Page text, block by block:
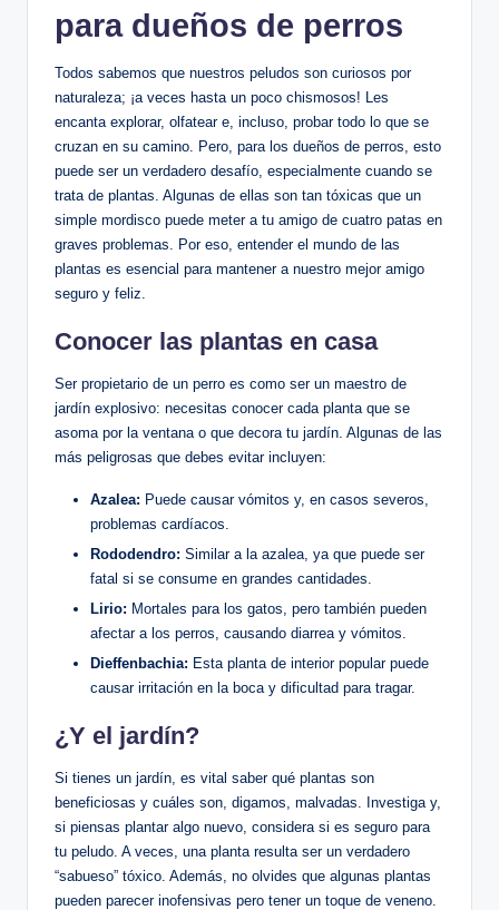
para ⁤dueños ⁣de perros
Todos sabemos‌ que nuestros peludos son curiosos por
‍naturaleza; ¡a veces ​hasta un poco chismosos! Les
encanta explorar, olfatear e, ‍incluso, probar⁤ todo lo que se
‌cruzan ⁢en su‍ camino. Pero, ⁣para los dueños de perros,⁤ esto
puede ser un verdadero⁣ desafío, especialmente cuando​ se
trata‍ de plantas. Algunas de ⁣ellas son ⁤tan tóxicas que un‍
simple mordisco puede meter ⁣a tu amigo de cuatro patas en
graves problemas. ⁤Por eso, entender el mundo de las
plantas⁤ es ⁣esencial ‌para mantener a​ nuestro mejor ⁣amigo
seguro y ⁤feliz.
Conocer las plantas en casa
Ser‍ propietario de ⁢un perro es como ser ⁢un ⁢maestro de
jardín explosivo: necesitas conocer cada⁢ planta que se
asoma por la ventana o que decora⁢ tu jardín. Algunas de ⁢las⁤
más ⁢peligrosas que⁣ debes‍ evitar incluyen:
Azalea: Puede causar vómitos y,‌ en‍ casos severos,
problemas cardíacos.
Rododendro: Similar a la azalea, ya que puede ser
⁤fatal ‌si se⁤ consume⁣ en grandes cantidades.
Lirio: Mortales para los ‌gatos, pero también‍ pueden
afectar a los perros, causando diarrea‌ y ⁢vómitos.
Dieffenbachia: Esta planta de ‌interior popular puede
causar ‍irritación ​en la⁤ boca ⁢y dificultad para ​tragar.
¿Y ‍el⁤ jardín?
Si ‍tienes un jardín, es vital saber qué ⁤plantas ⁢son
beneficiosas y cuáles‍ son, digamos, malvadas.​ Investiga y,
si piensas ⁤plantar algo ⁤nuevo, considera‌ si es seguro para
tu ⁣peludo. A veces, una ⁣planta resulta ser un verdadero⁤
“sabueso” ‍tóxico. Además, no olvides que​ algunas plantas
pueden ⁣parecer inofensivas pero tener un ‍toque de veneno.